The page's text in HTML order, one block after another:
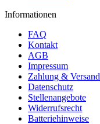
Informationen
FAQ
Kontakt
AGB
Impressum
Zahlung & Versand
Datenschutz
Stellenangebote
Widerrufsrecht
Batteriehinweise